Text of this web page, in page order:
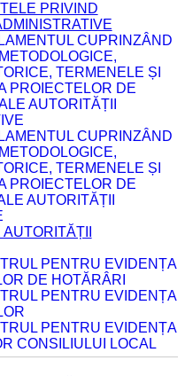
PRIVIND
CUPRINZÂND
TERMENELE ȘI
PROIECTELOR DE
AUTORITĂȚII
CUPRINZÂND
TERMENELE ȘI
PROIECTELOR DE
AUTORITĂȚII
PENTRU EVIDENȚA
DE HOTĂRÂRI
PENTRU EVIDENȚA
PENTRU EVIDENȚA
CONSILIULUI LOCAL